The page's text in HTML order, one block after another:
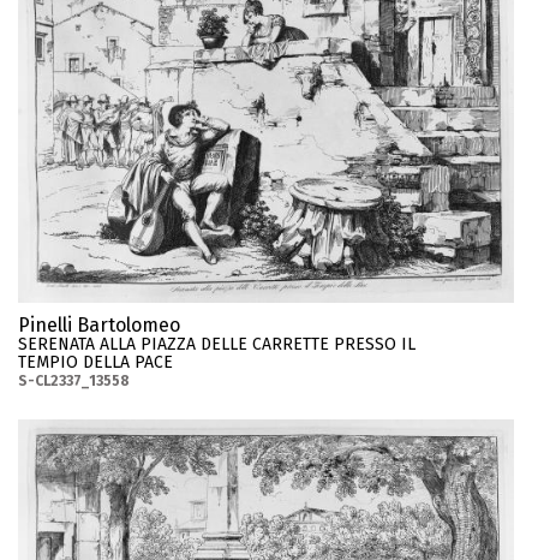
Pinelli Bartolomeo
SERENATA ALLA PIAZZA DELLE CARRETTE PRESSO IL
TEMPIO DELLA PACE
S-CL2337_13558